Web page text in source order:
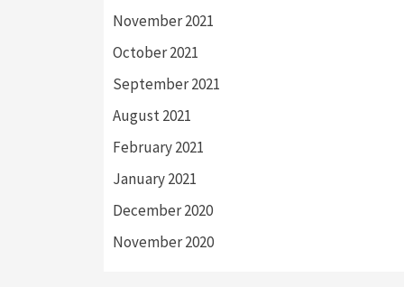
November 2021
October 2021
September 2021
August 2021
February 2021
January 2021
December 2020
November 2020